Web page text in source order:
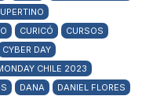
CURICÓ
CURSOS
CYBER DAY
CHILE 2023
DANA
DANIEL FLORES